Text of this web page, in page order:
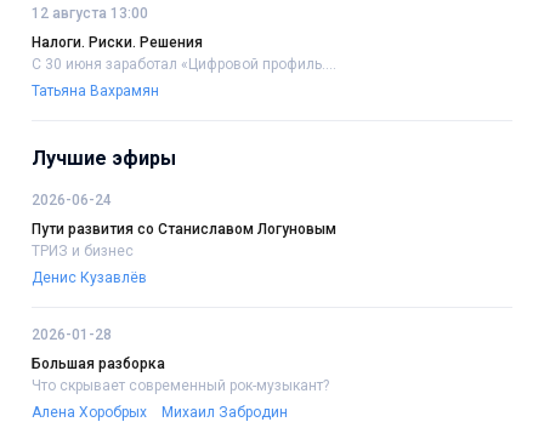
12 августа 13:00
Налоги. Риски. Решения
С 30 июня заработал «Цифровой профиль....
Татьяна Вахрамян
Лучшие эфиры
2026-06-24
Пути развития со Станиславом Логуновым
ТРИЗ и бизнес
Денис Кузавлёв
2026-01-28
Большая разборка
Что скрывает современный рок-музыкант?
Алена Хоробрых
Михаил Забродин